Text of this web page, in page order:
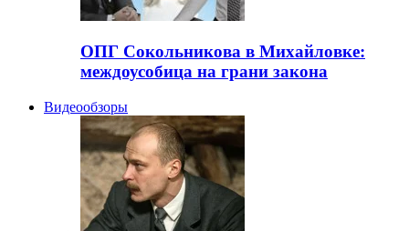
ОПГ Сокольникова в Михайловке:
междоусобица на грани закона
Видеообзоры